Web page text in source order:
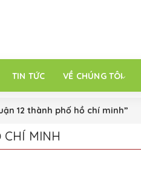
TIN TỨC VỀ CHÚNG TÔI
12 thành phố hồ chí minh”
CHÍ MINH